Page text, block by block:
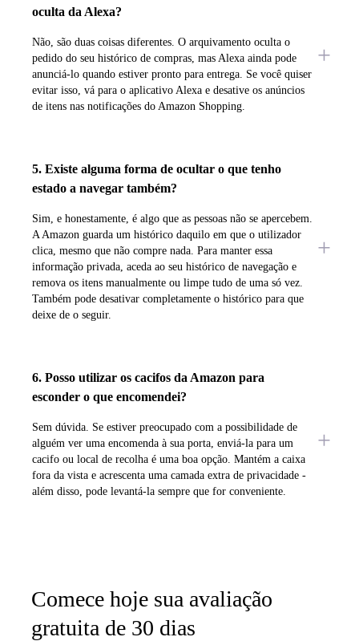
oculta da Alexa?
Não, são duas coisas diferentes. O arquivamento oculta o
pedido do seu histórico de compras, mas Alexa ainda pode
anunciá-lo quando estiver pronto para entrega. Se você quiser
evitar isso, vá para o aplicativo Alexa e desative os anúncios
de itens nas notificações do Amazon Shopping.
5. Existe alguma forma de ocultar o que tenho
estado a navegar também?
Sim, e honestamente, é algo que as pessoas não se apercebem.
A Amazon guarda um histórico daquilo em que o utilizador
clica, mesmo que não compre nada. Para manter essa
informação privada, aceda ao seu histórico de navegação e
remova os itens manualmente ou limpe tudo de uma só vez.
Também pode desativar completamente o histórico para que
deixe de o seguir.
6. Posso utilizar os cacifos da Amazon para
esconder o que encomendei?
Sem dúvida. Se estiver preocupado com a possibilidade de
alguém ver uma encomenda à sua porta, enviá-la para um
cacifo ou local de recolha é uma boa opção. Mantém a caixa
fora da vista e acrescenta uma camada extra de privacidade -
além disso, pode levantá-la sempre que for conveniente.
Comece hoje sua avaliação
gratuita de 30 dias